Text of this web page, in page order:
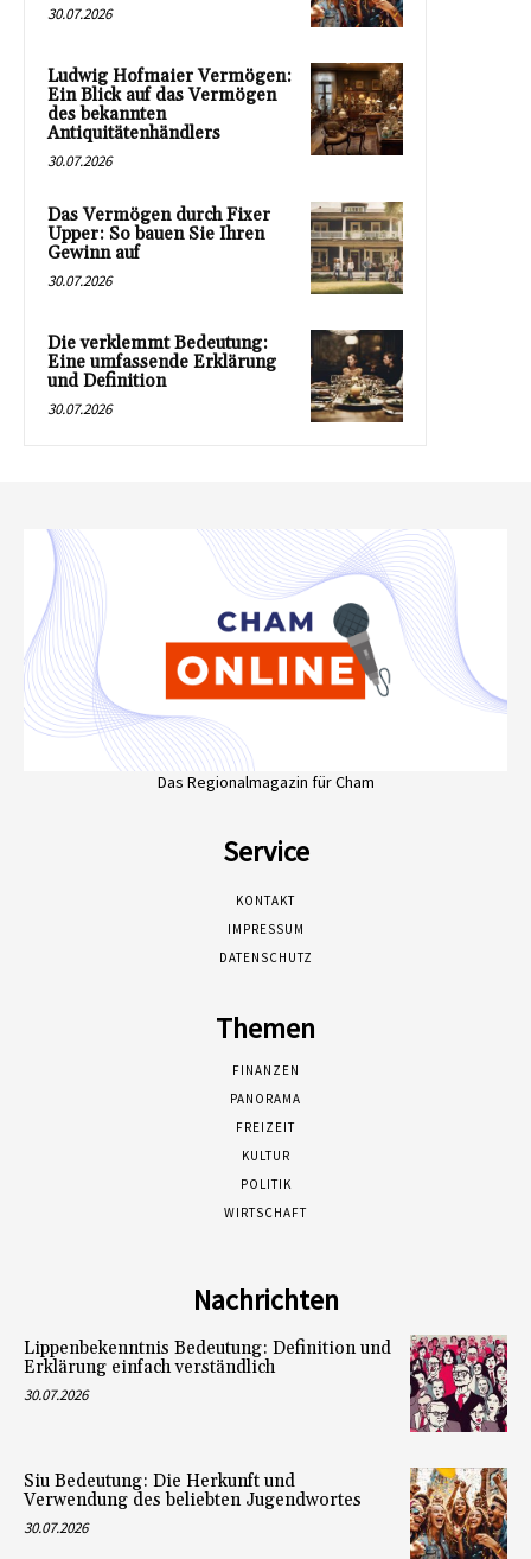
30.07.2026
Ludwig Hofmaier Vermögen:
Ein Blick auf das Vermögen
des bekannten
Antiquitätenhändlers
30.07.2026
Das Vermögen durch Fixer
Upper: So bauen Sie Ihren
Gewinn auf
30.07.2026
Die verklemmt Bedeutung:
Eine umfassende Erklärung
und Definition
30.07.2026
Das Regionalmagazin für Cham
Service
KONTAKT
IMPRESSUM
DATENSCHUTZ
Themen
FINANZEN
PANORAMA
FREIZEIT
KULTUR
POLITIK
WIRTSCHAFT
Nachrichten
Lippenbekenntnis Bedeutung: Definition und
Erklärung einfach verständlich
30.07.2026
Siu Bedeutung: Die Herkunft und
Verwendung des beliebten Jugendwortes
30.07.2026